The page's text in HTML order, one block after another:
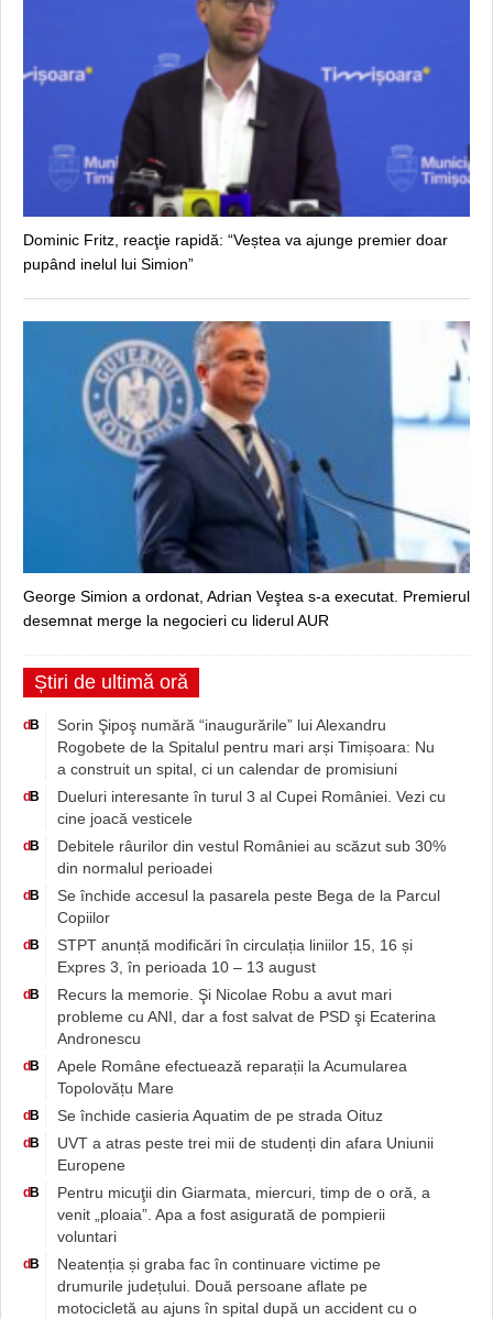
Dominic Fritz, reacţie rapidă: “Veștea va ajunge premier doar
pupând inelul lui Simion”
George Simion a ordonat, Adrian Veştea s-a executat. Premierul
desemnat merge la negocieri cu liderul AUR
Știri de ultimă oră
d B
Sorin Şipoş numără “inaugurările” lui Alexandru
Rogobete de la Spitalul pentru mari arși Timișoara: Nu
a construit un spital, ci un calendar de promisiuni
d B
Dueluri interesante în turul 3 al Cupei României. Vezi cu
cine joacă vesticele
d B
Debitele râurilor din vestul României au scăzut sub 30%
din normalul perioadei
d B
Se închide accesul la pasarela peste Bega de la Parcul
Copiilor
d B
STPT anunță modificări în circulația liniilor 15, 16 și
Expres 3, în perioada 10 – 13 august
d B
Recurs la memorie. Şi Nicolae Robu a avut mari
probleme cu ANI, dar a fost salvat de PSD şi Ecaterina
Andronescu
d B
Apele Române efectuează reparații la Acumularea
Topolovățu Mare
d B Se închide casieria Aquatim de pe strada Oituz
d B
UVT a atras peste trei mii de studenți din afara Uniunii
Europene
d B
Pentru micuţii din Giarmata, miercuri, timp de o oră, a
venit „ploaia”. Apa a fost asigurată de pompierii
voluntari
d B
Neatenția și graba fac în continuare victime pe
drumurile județului. Două persoane aflate pe
motocicletă au ajuns în spital după un accident cu o